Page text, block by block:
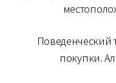
Поведенческий
покупки.